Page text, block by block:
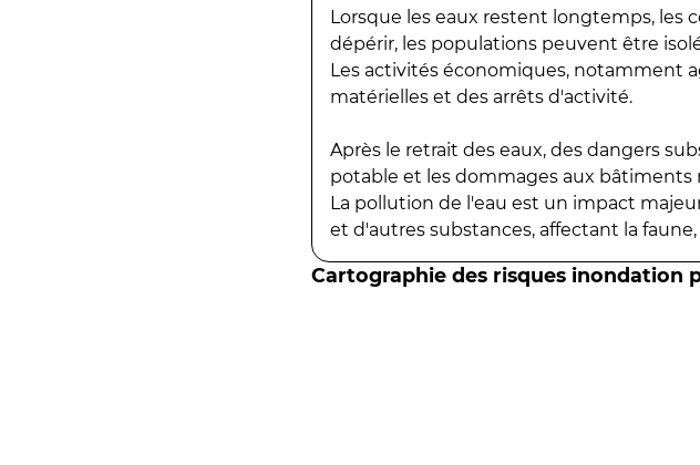
Lorsque les eaux restent longtemps, les
dépérir, les populations peuvent être
Les activités économiques, notamment
matérielles et des arrêts d'activité.
Après le retrait des eaux, des dangers
potable et les dommages aux
La pollution de l'eau est un impact
et d'autres substances, affectant la
Cartographie des risques inondation